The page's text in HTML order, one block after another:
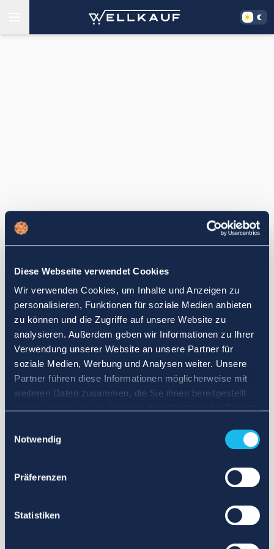
Diese Webseite verwendet Cookies
Wir verwenden Cookies, um Inhalte und Anzeigen zu
personalisieren, Funktionen für soziale Medien anbieten
zu können und die Zugriffe auf unsere Website zu
analysieren. Außerdem geben wir Informationen zu Ihrer
Verwendung unserer Website an unsere Partner für
soziale Medien, Werbung und Analysen weiter. Unsere
Partner führen diese Informationen möglicherweise mit
weiteren Daten zusammen, die Sie ihnen bereitgestellt
Notwendig
Präferenzen
Statistiken